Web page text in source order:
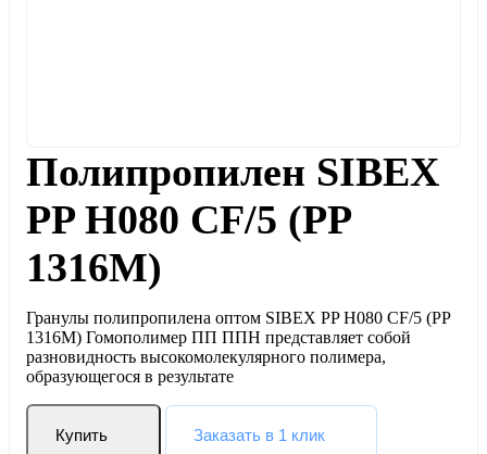
Полипропилен SIBEX
PP H080 CF/5 (PP
1316M)
Гранулы полипропилена оптом SIBEX PP H080 CF/5 (PP
1316M) Гомополимер ПП ППН представляет собой
разновидность высокомолекулярного полимера,
образующегося в результате
Купить Заказать в 1 клик